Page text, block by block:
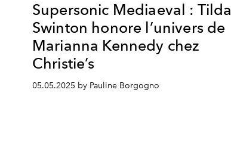
Supersonic Mediaeval : Tilda
Swinton honore l’univers de
Marianna Kennedy chez
Christie’s
05.05.2025 by Pauline Borgogno